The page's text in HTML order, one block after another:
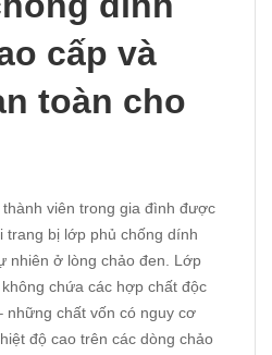
cấp và
toàn cho
viên trong gia đình được
trang bị lớp phủ chống dính
nhiên ở lòng chảo đen. Lớp
chứa các hợp chất độc
những chất vốn có nguy cơ
độ cao trên các dòng chảo